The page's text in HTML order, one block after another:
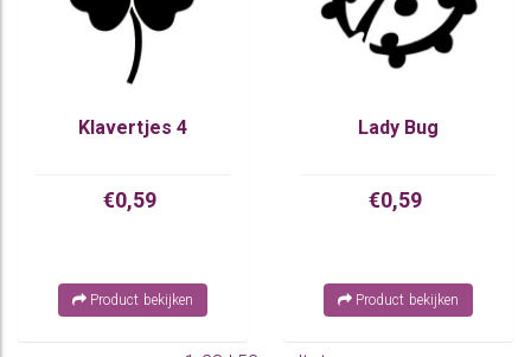
Klavertjes 4
€0,59
Product bekijken
Lady Bug
€0,59
Product bekijken